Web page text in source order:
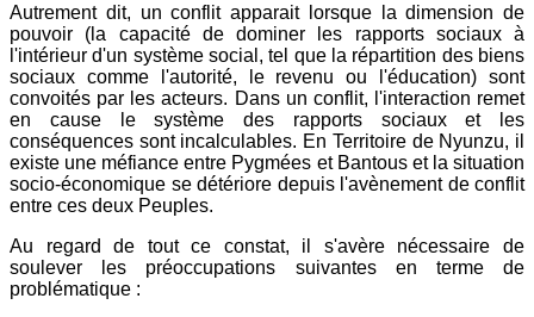
Autrement dit, un conflit apparait lorsque la dimension de
pouvoir (la capacité de dominer les rapports sociaux à
l'intérieur d'un système social, tel que la répartition des biens
sociaux comme l'autorité, le revenu ou l'éducation) sont
convoités par les acteurs. Dans un conflit, l'interaction remet
en cause le système des rapports sociaux et les
conséquences sont incalculables. En Territoire de Nyunzu, il
existe une méfiance entre Pygmées et Bantous et la situation
socio-économique se détériore depuis l'avènement de conflit
entre ces deux Peuples.
Au regard de tout ce constat, il s'avère nécessaire de
soulever les préoccupations suivantes en terme de
problématique :